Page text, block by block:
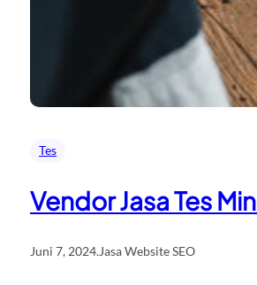
Tes
Vendor Jasa Tes
Juni 7, 2024.Jasa Website SEO